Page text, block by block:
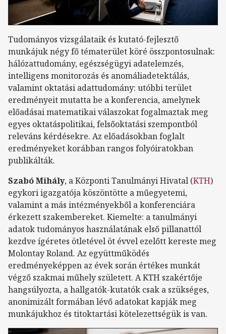
Tudományos vizsgálataik és kutató-fejlesztő
munkájuk négy fő tématerület köré összpontosulnak:
hálózattudomány, egészségügyi adatelemzés,
intelligens monitorozás és anomáliadetektálás,
valamint oktatási adattudomány: utóbbi terület
eredményeit mutatta be a konferencia, amelynek
előadásai matematikai válaszokat fogalmaztak meg
egyes oktatáspolitikai, felsőoktatási szempontból
releváns kérdésekre. Az előadásokban foglalt
eredményeket korábban rangos folyóiratokban
publikálták.
Szabó Mihály, a Központi Tanulmányi Hivatal (KTH)
egykori igazgatója köszöntötte a műegyetemi,
valamint a más intézményekből a konferenciára
érkezett szakembereket. Kiemelte: a tanulmányi
adatok tudományos használatának első pillanattól
kezdve ígéretes ötletével öt évvel ezelőtt kereste meg
Molontay Roland. Az együttműködés
eredményeképpen az évek során értékes munkát
végző szakmai műhely született. A KTH szakértője
hangsúlyozta, a hallgatók-kutatók csak a szükséges,
anonimizált formában lévő adatokat kapják meg
munkájukhoz és titoktartási kötelezettségük is van.